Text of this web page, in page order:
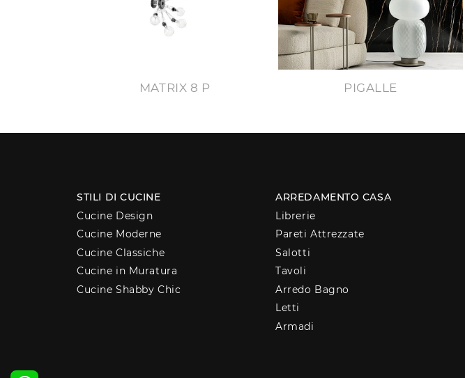
MATRIX 8 P PIGALLE
STILI DI CUCINE
Cucine Design
Cucine Moderne
Cucine Classiche
Cucine in Muratura
Cucine Shabby Chic
ARREDAMENTO CASA
Librerie
Pareti Attrezzate
Salotti
Tavoli
Arredo Bagno
Letti
Armadi